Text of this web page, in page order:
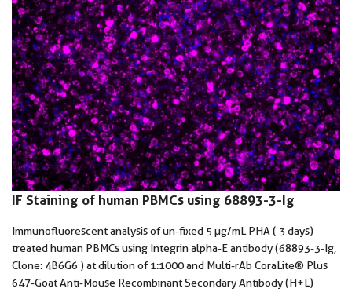
IF Staining of human PBMCs using 68893-3-Ig
Immunofluorescent analysis of un-fixed 5 µg/mL PHA ( 3 days)
treated human PBMCs using Integrin alpha-E antibody (68893-3-Ig,
Clone: 4B6G6 ) at dilution of 1:1000 and Multi-rAb CoraLite® Plus
647-Goat Anti-Mouse Recombinant Secondary Antibody (H+L)